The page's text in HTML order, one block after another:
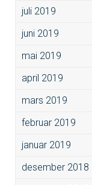
juli 2019
juni 2019
mai 2019
april 2019
mars 2019
februar 2019
januar 2019
desember 2018